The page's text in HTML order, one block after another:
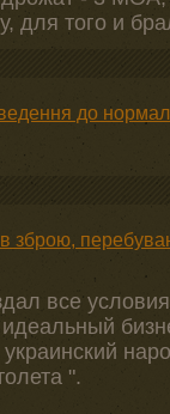
для того и
до
зброю,
все
".